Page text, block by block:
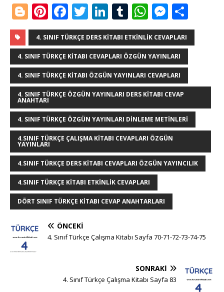
Bl
o
g
g
e
r
Pi
n
te
r
e
st
F
a
c
e
b
o
o
k
T
w
it
te
r
Li
n
k
e
dI
n
T
u
m
bl
r
W
h
at
s
A
p
p
M
e
ss
e
n
g
e
r
h
ar
4. SINIF TÜRKÇE DERS KITABI ETKINLIK CEVAPLARI
4. SINIF TÜRKÇE KITABI CEVAPLARI ÖZGÜN YAYINLARI
4. SINIF TÜRKÇE KITABI ÖZGÜN YAYINLARI CEVAPLARI
4. SINIF TÜRKÇE ÖZGÜN YAYINLARI DERS KITABI CEVAP
ANAHTARI
4. SINIF TÜRKÇE ÖZGÜN YAYINLARI DINLEME METINLERI
4.SINIF TÜRKÇE ÇALIŞMA KITABI CEVAPLARI ÖZGÜN
YAYINLARI
4.SINIF TÜRKÇE DERS KITABI CEVAPLARI ÖZGÜN YAYINCILIK
4.SINIF TÜRKÇE KITABI ETKINLIK CEVAPLARI
DÖRT SINIF TÜRKÇE KITABI CEVAP ANAHTARLARI
ÖNCEKI
4. Sınıf Türkçe Çalışma Kitabı Sayfa 70-71-72-73-74-75
SONRAKI
4. Sınıf Türkçe Çalışma Kitabı Sayfa 83